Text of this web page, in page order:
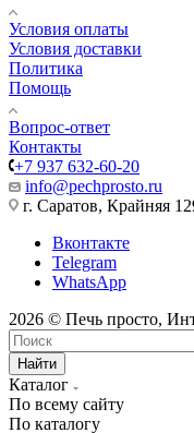
Условия оплаты
Условия доставки
Политика
Помощь
Вопрос-ответ
Контакты
+7 937 632-60-20
info@pechprosto.ru
г. Саратов, Крайняя
Вконтакте
Telegram
WhatsApp
2026 © Печь просто,
Найти
Каталог
По всему сайту
По каталогу